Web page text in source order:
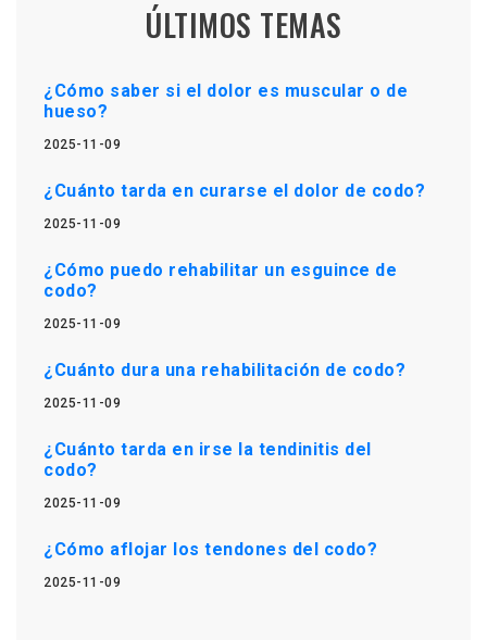
ÚLTIMOS TEMAS
¿Cómo saber si el dolor es muscular o de
hueso?
2025-11-09
¿Cuánto tarda en curarse el dolor de codo?
2025-11-09
¿Cómo puedo rehabilitar un esguince de
codo?
2025-11-09
¿Cuánto dura una rehabilitación de codo?
2025-11-09
¿Cuánto tarda en irse la tendinitis del
codo?
2025-11-09
¿Cómo aflojar los tendones del codo?
2025-11-09